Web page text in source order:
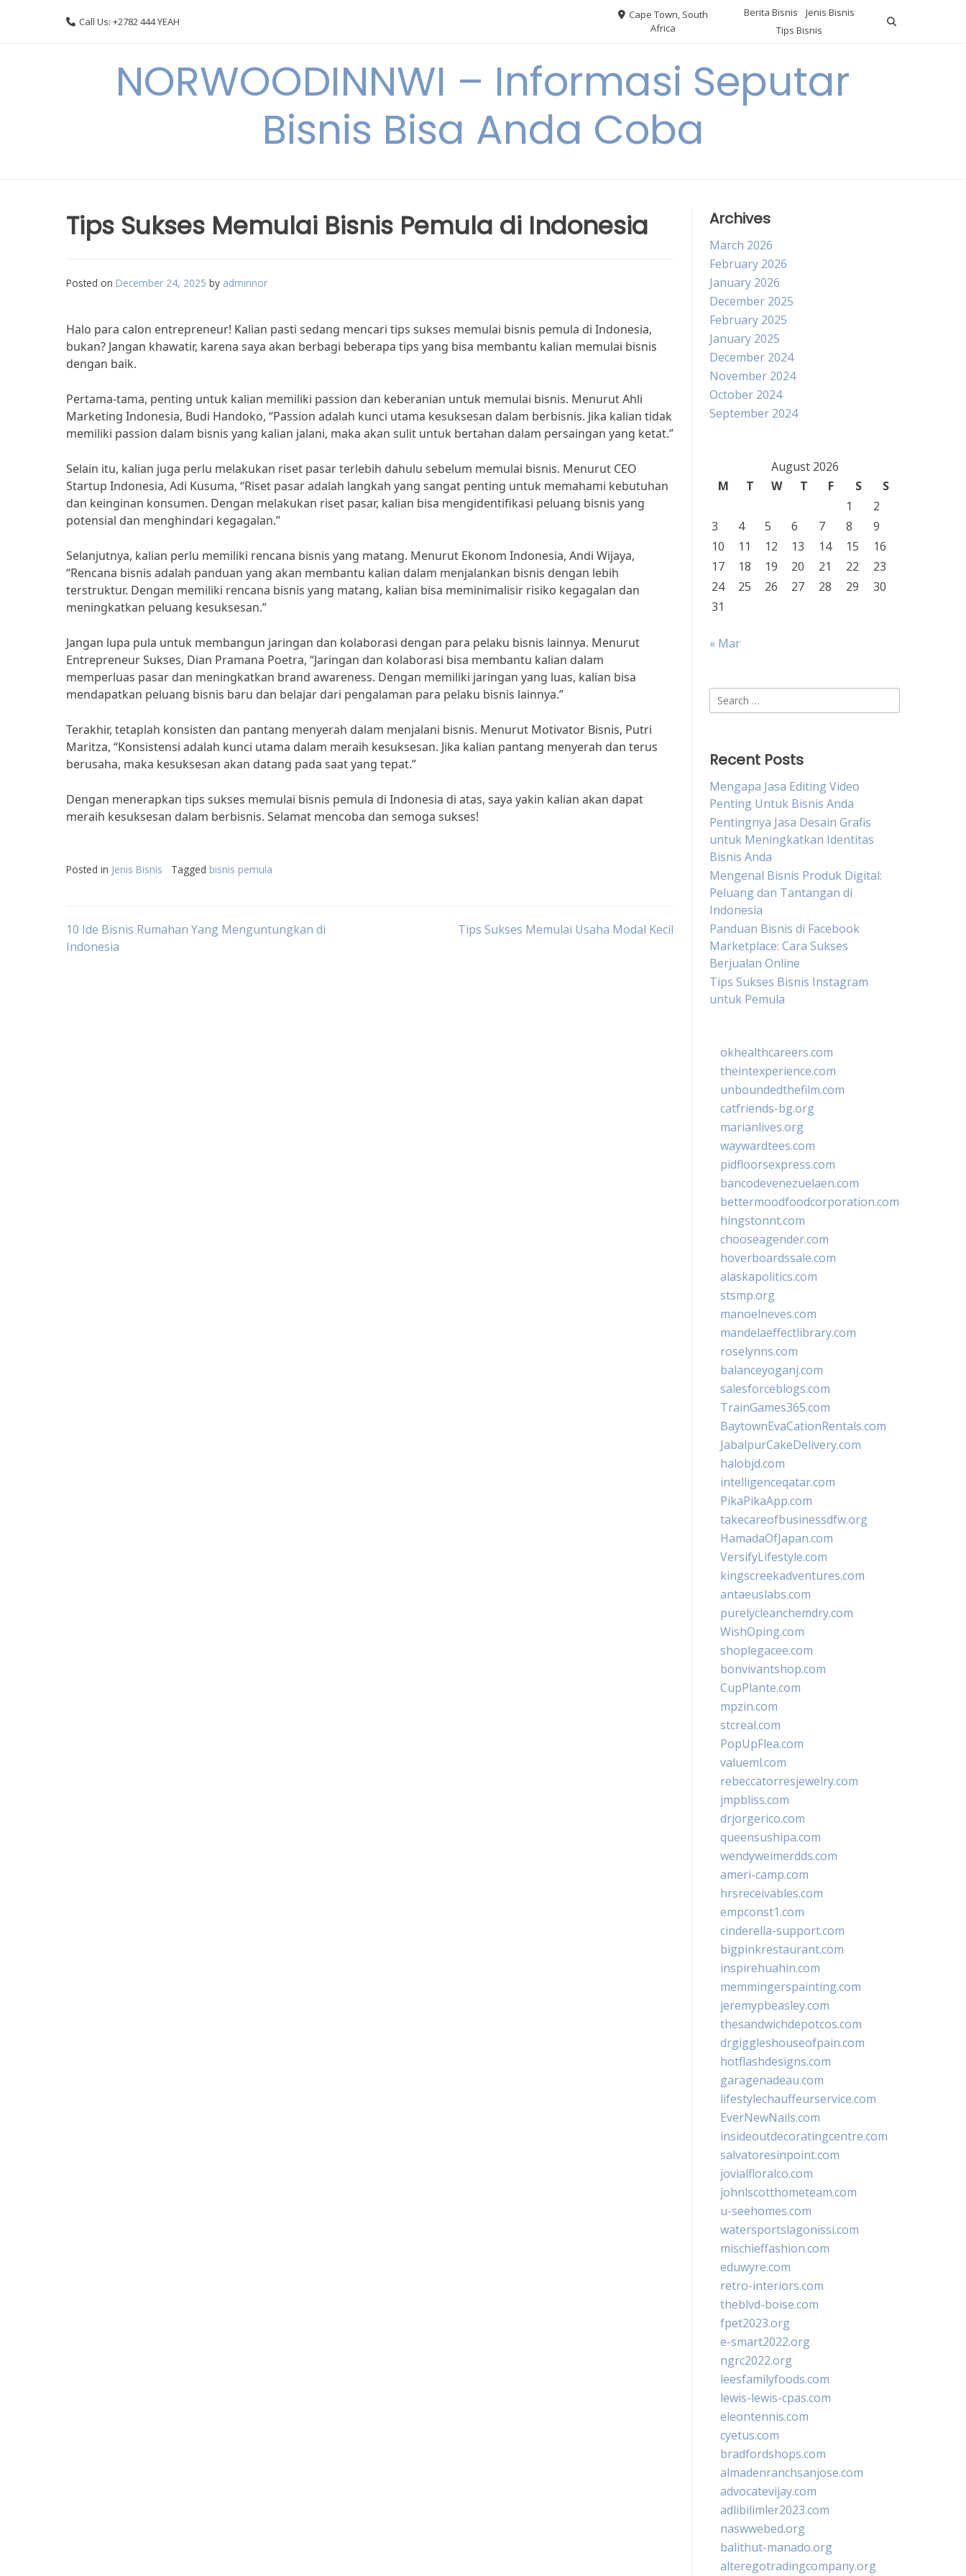
Call Us: +2782 444 YEAH
Cape Town, South
Africa
Berita Bisnis
Jenis Bisnis
Tips Bisnis
NORWOODINNWI – Informasi Seputar
Bisnis Bisa Anda Coba
Tips Sukses Memulai Bisnis Pemula di Indonesia
Posted on December 24, 2025 by adminnor
Halo para calon entrepreneur! Kalian pasti sedang mencari tips sukses memulai bisnis pemula di Indonesia,
bukan? Jangan khawatir, karena saya akan berbagi beberapa tips yang bisa membantu kalian memulai bisnis
dengan baik.
Pertama-tama, penting untuk kalian memiliki passion dan keberanian untuk memulai bisnis. Menurut Ahli
Marketing Indonesia, Budi Handoko, “Passion adalah kunci utama kesuksesan dalam berbisnis. Jika kalian tidak
memiliki passion dalam bisnis yang kalian jalani, maka akan sulit untuk bertahan dalam persaingan yang ketat.”
Selain itu, kalian juga perlu melakukan riset pasar terlebih dahulu sebelum memulai bisnis. Menurut CEO
Startup Indonesia, Adi Kusuma, “Riset pasar adalah langkah yang sangat penting untuk memahami kebutuhan
dan keinginan konsumen. Dengan melakukan riset pasar, kalian bisa mengidentifikasi peluang bisnis yang
potensial dan menghindari kegagalan.”
Selanjutnya, kalian perlu memiliki rencana bisnis yang matang. Menurut Ekonom Indonesia, Andi Wijaya,
“Rencana bisnis adalah panduan yang akan membantu kalian dalam menjalankan bisnis dengan lebih
terstruktur. Dengan memiliki rencana bisnis yang matang, kalian bisa meminimalisir risiko kegagalan dan
meningkatkan peluang kesuksesan.”
Jangan lupa pula untuk membangun jaringan dan kolaborasi dengan para pelaku bisnis lainnya. Menurut
Entrepreneur Sukses, Dian Pramana Poetra, “Jaringan dan kolaborasi bisa membantu kalian dalam
memperluas pasar dan meningkatkan brand awareness. Dengan memiliki jaringan yang luas, kalian bisa
mendapatkan peluang bisnis baru dan belajar dari pengalaman para pelaku bisnis lainnya.”
Terakhir, tetaplah konsisten dan pantang menyerah dalam menjalani bisnis. Menurut Motivator Bisnis, Putri
Maritza, “Konsistensi adalah kunci utama dalam meraih kesuksesan. Jika kalian pantang menyerah dan terus
berusaha, maka kesuksesan akan datang pada saat yang tepat.”
Dengan menerapkan tips sukses memulai bisnis pemula di Indonesia di atas, saya yakin kalian akan dapat
meraih kesuksesan dalam berbisnis. Selamat mencoba dan semoga sukses!
Posted in Jenis Bisnis Tagged bisnis pemula
Post
10 Ide Bisnis Rumahan Yang Menguntungkan di
Indonesia
Tips Sukses Memulai Usaha Modal Kecil
Archives
March 2026
February 2026
January 2026
December 2025
February 2025
January 2025
December 2024
November 2024
October 2024
September 2024
August 2026
M
T W T F S
S
1
2
3
4 5 6 7 8
9
10
11 12 13 14 15
16
17
18 19 20 21 22
23
24
25 26 27 28 29
30
31
« Mar
Search
for:
Recent Posts
Mengapa Jasa Editing Video
Penting Untuk Bisnis Anda
Pentingnya Jasa Desain Grafis
untuk Meningkatkan Identitas
Bisnis Anda
Mengenal Bisnis Produk Digital:
Peluang dan Tantangan di
Indonesia
Panduan Bisnis di Facebook
Marketplace: Cara Sukses
Berjualan Online
Tips Sukses Bisnis Instagram
untuk Pemula
okhealthcareers.com
theintexperience.com
unboundedthefilm.com
catfriends-bg.org
marianlives.org
waywardtees.com
pidfloorsexpress.com
bancodevenezuelaen.com
bettermoodfoodcorporation.com
hingstonnt.com
chooseagender.com
hoverboardssale.com
alaskapolitics.com
stsmp.org
manoelneves.com
mandelaeffectlibrary.com
roselynns.com
balanceyoganj.com
salesforceblogs.com
TrainGames365.com
BaytownEvaCationRentals.com
JabalpurCakeDelivery.com
halobjd.com
intelligenceqatar.com
PikaPikaApp.com
takecareofbusinessdfw.org
HamadaOfJapan.com
VersifyLifestyle.com
kingscreekadventures.com
antaeuslabs.com
purelycleanchemdry.com
WishOping.com
shoplegacee.com
bonvivantshop.com
CupPlante.com
mpzin.com
stcreal.com
PopUpFlea.com
valueml.com
rebeccatorresjewelry.com
jmpbliss.com
drjorgerico.com
queensushipa.com
wendyweimerdds.com
ameri-camp.com
hrsreceivables.com
empconst1.com
cinderella-support.com
bigpinkrestaurant.com
inspirehuahin.com
memmingerspainting.com
jeremypbeasley.com
thesandwichdepotcos.com
drgiggleshouseofpain.com
hotflashdesigns.com
garagenadeau.com
lifestylechauffeurservice.com
EverNewNails.com
insideoutdecoratingcentre.com
salvatoresinpoint.com
jovialfloralco.com
johnlscotthometeam.com
u-seehomes.com
watersportslagonissi.com
mischieffashion.com
eduwyre.com
retro-interiors.com
theblvd-boise.com
fpet2023.org
e-smart2022.org
ngrc2022.org
leesfamilyfoods.com
lewis-lewis-cpas.com
eleontennis.com
cyetus.com
bradfordshops.com
almadenranchsanjose.com
advocatevijay.com
adlibilimler2023.com
naswwebed.org
balithut-manado.org
alteregotradingcompany.org